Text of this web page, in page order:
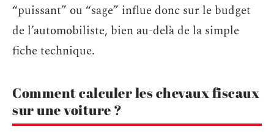
“puissant” ou “sage” influe donc sur le budget
de l’automobiliste, bien au-delà de la simple
fiche technique.
Comment calculer les chevaux fiscaux
sur une voiture ?